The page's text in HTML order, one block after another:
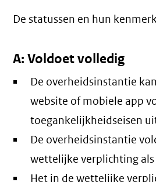
De statussen en hun
A: Voldoet volledig
De overheidsinstantie
website of mobiele app
toegankelijkheidseisen
De overheidsinstantie
wettelijke verplichting
Het in de wettelijke